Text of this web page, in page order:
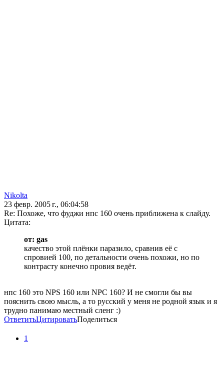
Nikolta
23 февр. 2005 г., 06:04:58
Re: Похоже, что фуджи нпс 160 очень приближена к слайду.
Цитата:
от: gas
качество этой плёнки паразило, сравнив её с
спровией 100, по детальности очень похожи, но по
контрасту конечно провия ведёт.
нпс 160 это NPS 160 или NPC 160? И не смогли бы вы
пояснить свою мысль, а то русский у меня не родной язык и я
трудно панимаю местный сленг :)
ОтветитьЦитироватьПоделиться
1